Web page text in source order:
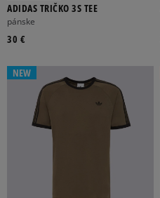
ADIDAS TRIČKO 3S TEE
pánske
30 €
NEW